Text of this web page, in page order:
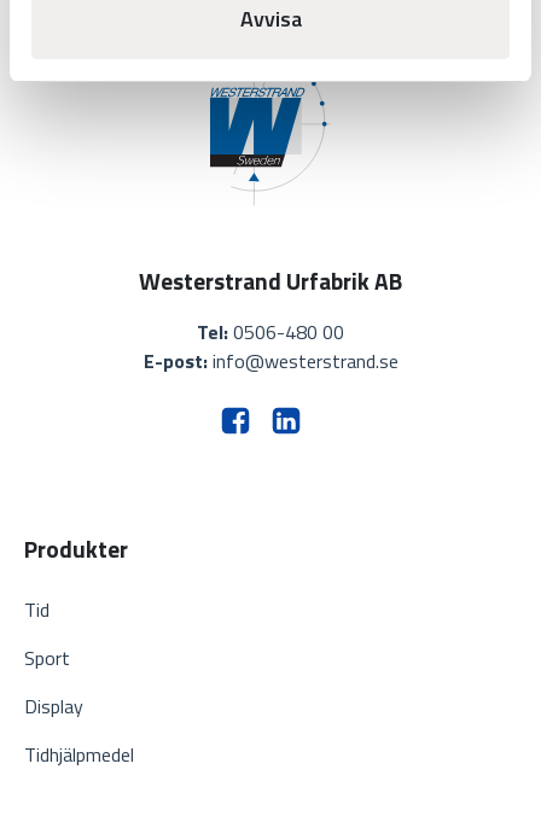
Avvisa
Westerstrand Urfabrik AB
Tel:0506-480 00
E-post:info@westerstrand.se
Produkter
Tid
Sport
Display
Tidhjälpmedel